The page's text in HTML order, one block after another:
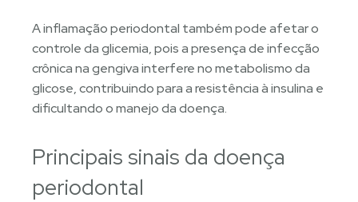
A inflamação periodontal também pode afetar o
controle da glicemia, pois a presença de infecção
crônica na gengiva interfere no metabolismo da
glicose, contribuindo para a resistência à insulina e
dificultando o manejo da doença.
Principais sinais da doença
periodontal